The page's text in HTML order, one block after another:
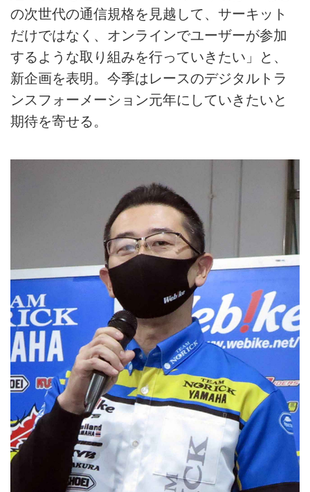
の次世代の通信規格を見越して、サーキット
だけではなく、オンラインでユーザーが参加
するような取り組みを行っていきたい」と、
新企画を表明。今季はレースのデジタルトラ
ンスフォーメーション元年にしていきたいと
期待を寄せる。